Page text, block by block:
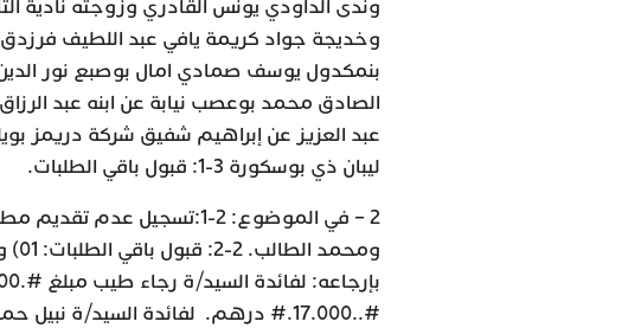
وندى الداودي يونس القادري وزوجته نادية
وخديجة جواد كريمة يافي عبد اللطيف فرزدق
بنمكدول يوسف صمادي امال بوصبع نور الدين
الصادق محمد بوعصب نيابة عن ابنه عبد
ليبان ذي بوسكورة 3-1: قبول باقي الطلبات.
2 – في الموضوع: 2-1:تسجيل